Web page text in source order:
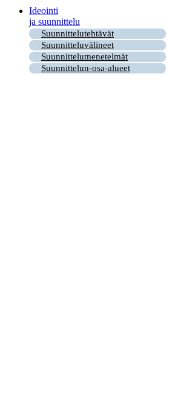
Ideointi
ja suunnittelu
Suunnittelutehtävät
Suunnitteluvälineet
Suunnittelumenetelmät
Suunnittelun-osa-alueet